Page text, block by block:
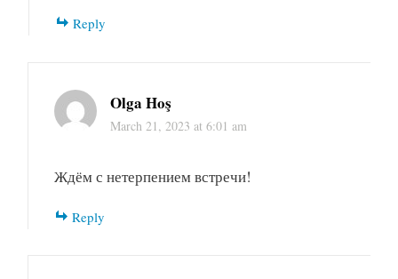
Reply
Olga Hoş
March 21, 2023 at 6:01 am
Ждём с нетерпением встречи!
Reply